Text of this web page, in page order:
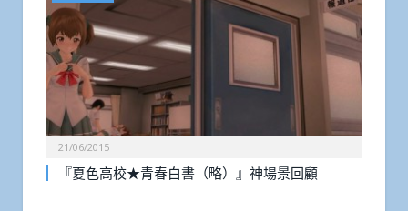
21/06/2015
『夏色高校★青春白書（略）』神場景回顧